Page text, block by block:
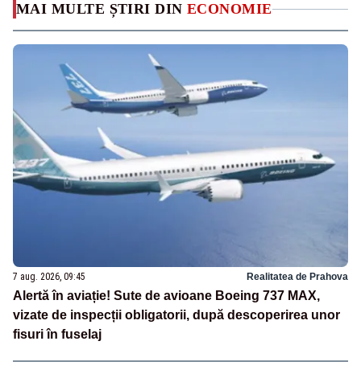
MAI MULTE ȘTIRI DIN ECONOMIE
7 aug. 2026, 09:45 Realitatea de Prahova
Alertă în aviație! Sute de avioane Boeing 737 MAX,
vizate de inspecții obligatorii, după descoperirea unor
fisuri în fuselaj